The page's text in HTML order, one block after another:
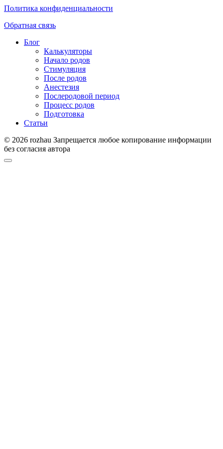
Политика конфиденциальности
Обратная связь
Блог
Калькуляторы
Начало родов
Стимуляция
После родов
Анестезия
Послеродовой период
Процесс родов
Подготовка
Статьи
© 2026 rozhau Запрещается любое копирование информации
без согласия автора